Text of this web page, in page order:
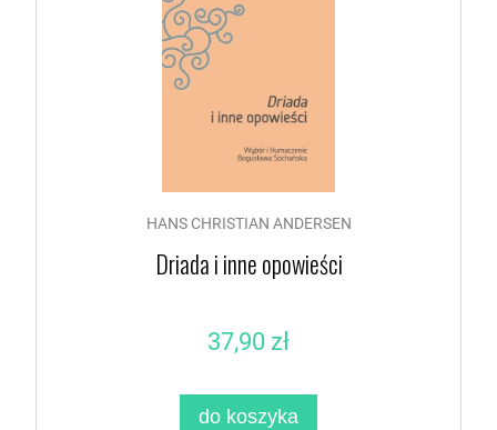
HANS CHRISTIAN ANDERSEN
Driada i inne opowieści
37,90 zł
do koszyka